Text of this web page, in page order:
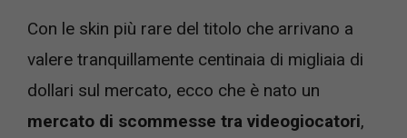
Con le skin più rare del titolo che arrivano a
valere tranquillamente centinaia di migliaia di
dollari sul mercato, ecco che è nato un
mercato di scommesse tra videogiocatori,